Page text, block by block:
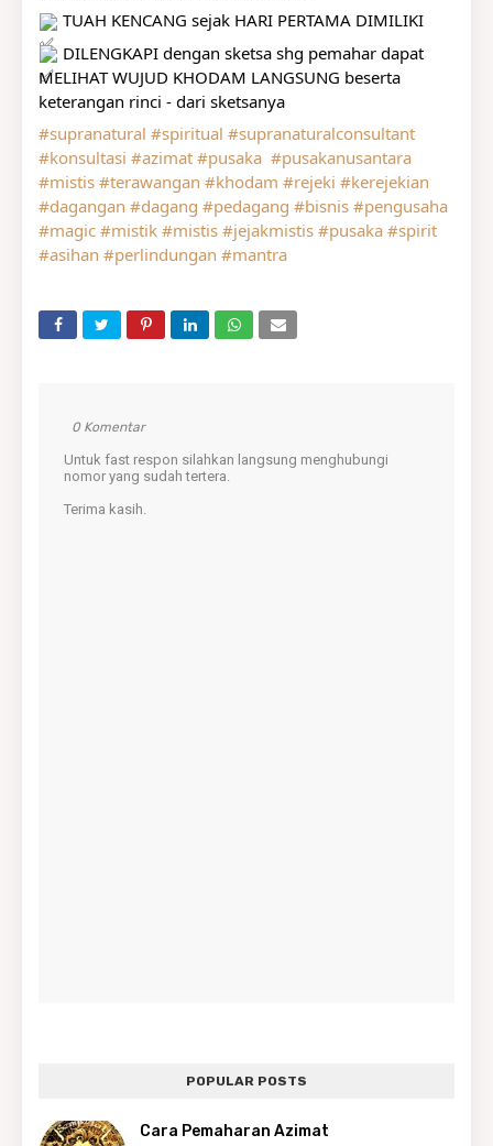
TUAH KENCANG sejak HARI PERTAMA DIMILIKI
DILENGKAPI dengan sketsa shg pemahar dapat
MELIHAT WUJUD KHODAM LANGSUNG beserta
keterangan rinci - dari sketsanya
#supranatural #spiritual #supranaturalconsultant
#konsultasi #azimat #pusaka #pusakanusantara
#mistis #terawangan #khodam #rejeki #kerejekian
#dagangan #dagang #pedagang #bisnis #pengusaha
#magic #mistik #mistis #jejakmistis #pusaka #spirit
#asihan #perlindungan #mantra
0 Komentar
Untuk fast respon silahkan langsung menghubungi
nomor yang sudah tertera.
Terima kasih.
POPULAR POSTS
Cara Pemaharan Azimat